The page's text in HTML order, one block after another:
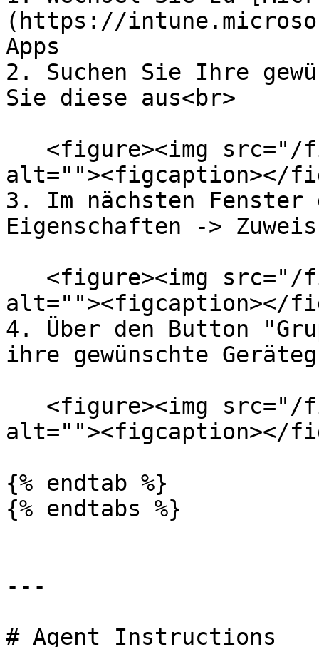
(https://
Apps
2. Suchen Sie Ihre
Sie diese aus<br>
alt=""><figcaption></
3. Im nächsten Fenster
Eigenschaften ->
alt=""><figcaption></
4. Über den Button
ihre gewünschte
alt=""><figcaption></
{% endtab %}
{% endtabs %}
---
# Agent Instructions